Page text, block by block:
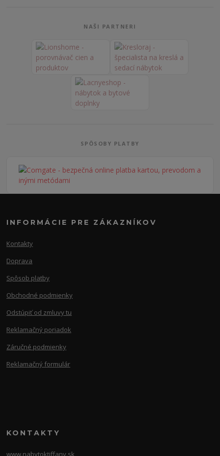
NAŠI PARTNERI
SPÔSOBY PLATBY
INFORMÁCIE PRE ZÁKAZNÍKOV
Kontakty
Doprava
Spôsob platby
Obchodné podmienky
Odstúpiť od zmluvy tu
Reklamačný poriadok
Záručné podmienky
Reklamačný formulár
KONTAKTY
www.nabytoktiffany.sk